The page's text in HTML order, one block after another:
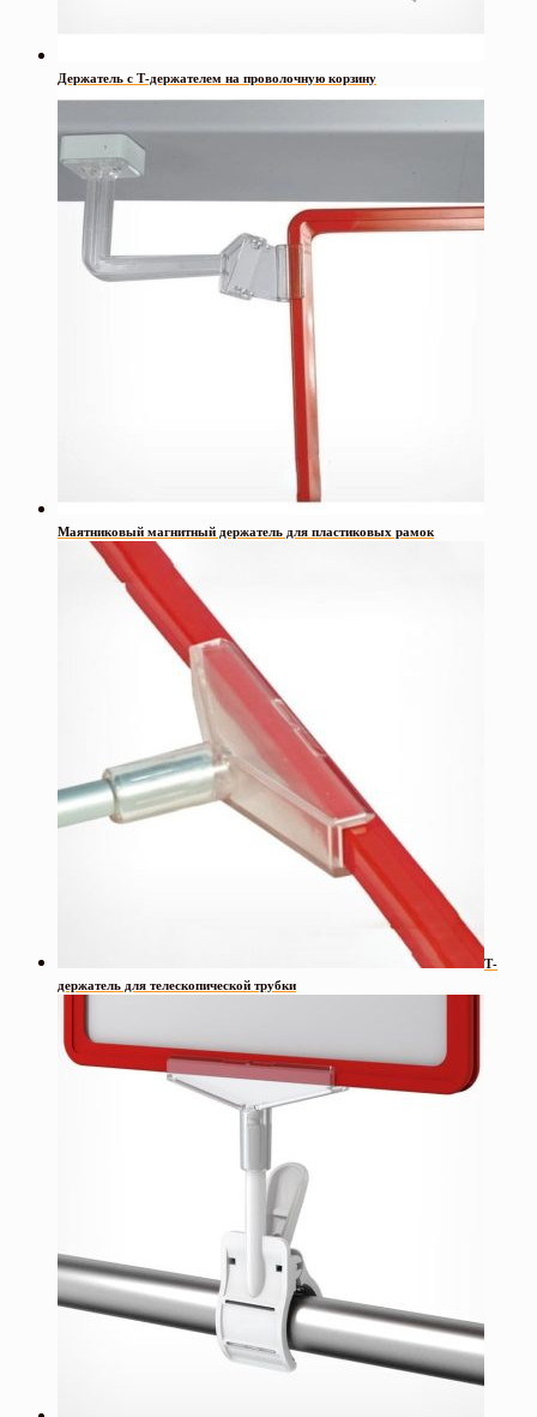
Держатель с Т-держателем на проволочную корзину
Маятниковый магнитный держатель для пластиковых рамок
Т-
держатель для телескопической трубки